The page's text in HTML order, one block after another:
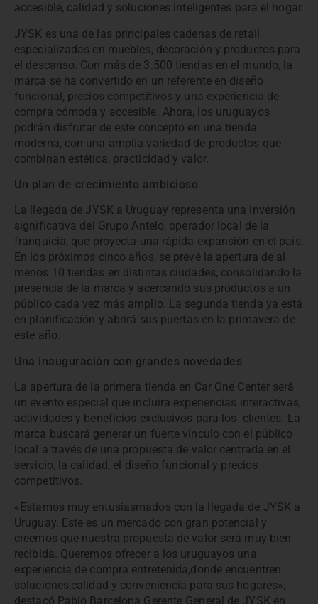
accesible, calidad y soluciones inteligentes para el hogar.
JYSK es una de las principales cadenas de retail
especializadas en muebles, decoración y productos para
el descanso. Con más de 3.500 tiendas en el mundo, la
marca se ha convertido en un referente en diseño
funcional, precios competitivos y una experiencia de
compra cómoda y accesible. Ahora, los uruguayos
podrán disfrutar de este concepto en una tienda
moderna, con una amplia variedad de productos que
combinan estética, practicidad y valor.
Un plan de crecimiento ambicioso
La llegada de JYSK a Uruguay representa una inversión
significativa del Grupo Antelo, operador local de la
franquicia, que proyecta una rápida expansión en el país.
En los próximos cinco años, se prevé la apertura de al
menos 10 tiendas en distintas ciudades, consolidando la
presencia de la marca y acercando sus productos a un
público cada vez más amplio. La segunda tienda ya está
en planificación y abrirá sus puertas en la primavera de
este año.
Una inauguración con grandes novedades
La apertura de la primera tienda en Car One Center será
un evento especial que incluirá experiencias interactivas,
actividades y beneficios exclusivos para los clientes. La
marca buscará generar un fuerte vínculo con el público
local a través de una propuesta de valor centrada en el
servicio, la calidad, el diseño funcional y precios
competitivos.
«Estamos muy entusiasmados con la llegada de JYSK a
Uruguay. Este es un mercado con gran potencial y
creemos que nuestra propuesta de valor será muy bien
recibida. Queremos ofrecer a los uruguayos una
experiencia de compra entretenida,donde encuentren
soluciones,calidad y conveniencia para sus hogares»,
destacó Pablo Barcelona Gerente General de JYSK en